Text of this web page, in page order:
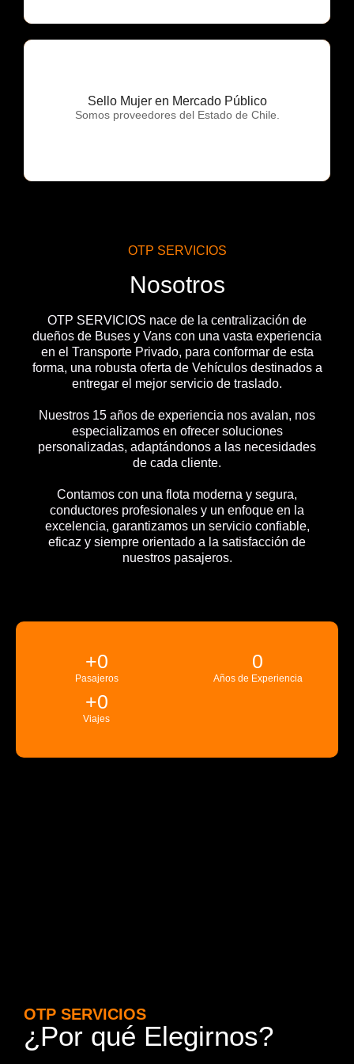
Sello Mujer en Mercado Público
Somos proveedores del Estado de Chile.
OTP Servicios
OTP SERVICIOS
Nosotros
OTP SERVICIOS nace de la centralización de
dueños de Buses y Vans con una vasta experiencia
en el Transporte Privado, para conformar de esta
forma, una robusta oferta de Vehículos destinados a
entregar el mejor servicio de traslado.
Nuestros 15 años de experiencia nos avalan, nos
especializamos en ofrecer soluciones
personalizadas, adaptándonos a las necesidades
de cada cliente.
Contamos con una flota moderna y segura,
conductores profesionales y un enfoque en la
excelencia, garantizamos un servicio confiable,
eficaz y siempre orientado a la satisfacción de
nuestros pasajeros.
Pasajeros
+0
Años de Experiencia
0
Viajes
+0
OTP SERVICIOS
¿Por qué Elegirnos?